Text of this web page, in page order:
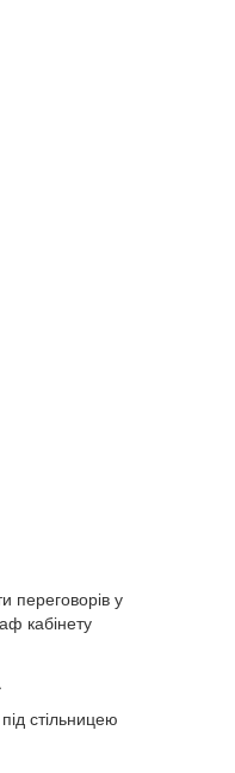
переговорів у
кабінету
стільницею